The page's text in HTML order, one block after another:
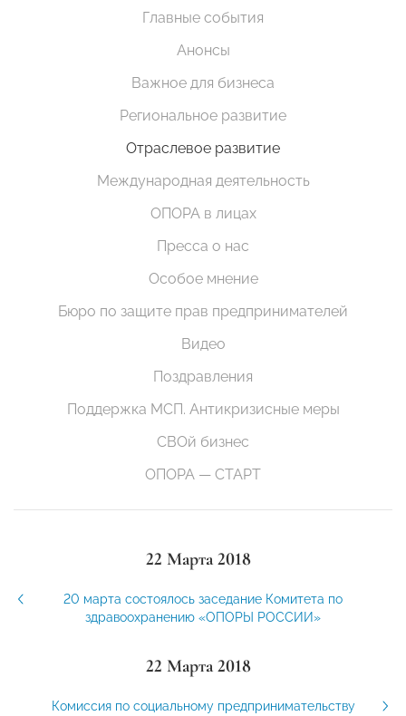
Главные события
Анонсы
Важное для бизнеса
Региональное развитие
Отраслевое развитие
Международная деятельность
ОПОРА в лицах
Пресса о нас
Особое мнение
Бюро по защите прав предпринимателей
Видео
Поздравления
Поддержка МСП. Антикризисные меры
СВОй бизнес
ОПОРА — СТАРТ
22 Марта 2018
20 марта состоялось заседание Комитета по
здравоохранению «ОПОРЫ РОССИИ»
22 Марта 2018
Комиссия по социальному предпринимательству